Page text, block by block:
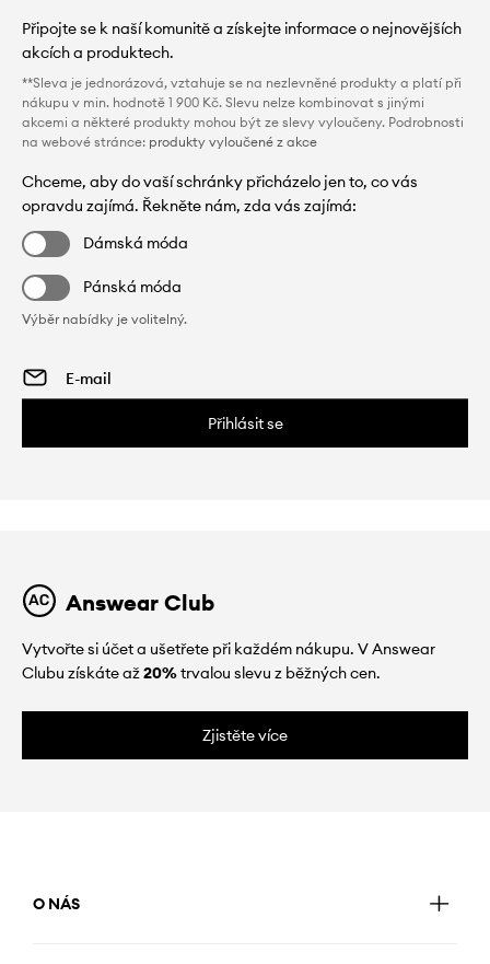
Připojte se k naší komunitě a získejte informace o nejnovějších
akcích a produktech.
**Sleva je jednorázová, vztahuje se na nezlevněné produkty a platí při
nákupu v min. hodnotě 1 900 Kč. Slevu nelze kombinovat s jinými
akcemi a některé produkty mohou být ze slevy vyloučeny. Podrobnosti
na webové stránce: produkty vyloučené z akce
Chceme, aby do vaší schránky přicházelo jen to, co vás
opravdu zajímá. Řekněte nám, zda vás zajímá:
Dámská móda
Pánská móda
Výběr nabídky je volitelný.
Přihlásit se
Answear Club
Vytvořte si účet a ušetřete při každém nákupu. V Answear
Clubu získáte až20%trvalou slevu z běžných cen.
Zjistěte více
O NÁS